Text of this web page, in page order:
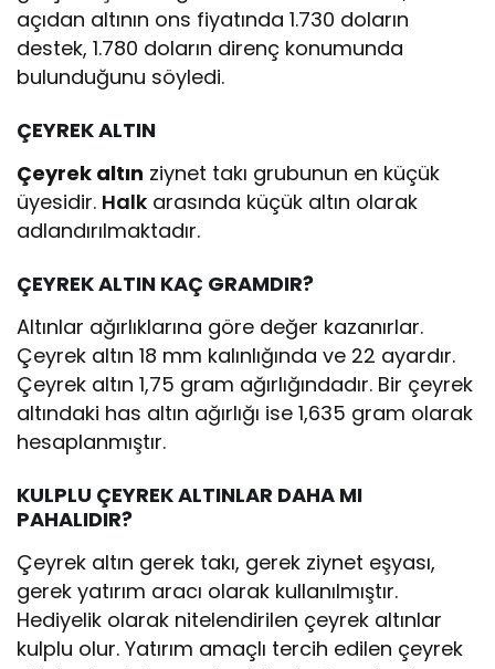
açıdan altının ons fiyatında 1.730 doların
destek, 1.780 doların direnç konumunda
bulunduğunu söyledi.
ÇEYREK ALTIN
Çeyrek altın ziynet takı grubunun en küçük
üyesidir. Halk arasında küçük altın olarak
adlandırılmaktadır.
ÇEYREK ALTIN KAÇ GRAMDIR?
Altınlar ağırlıklarına göre değer kazanırlar.
Çeyrek altın 18 mm kalınlığında ve 22 ayardır.
Çeyrek altın 1,75 gram ağırlığındadır. Bir çeyrek
altındaki has altın ağırlığı ise 1,635 gram olarak
hesaplanmıştır.
KULPLU ÇEYREK ALTINLAR DAHA MI
PAHALIDIR?
Çeyrek altın gerek takı, gerek ziynet eşyası,
gerek yatırım aracı olarak kullanılmıştır.
Hediyelik olarak nitelendirilen çeyrek altınlar
kulplu olur. Yatırım amaçlı tercih edilen çeyrek